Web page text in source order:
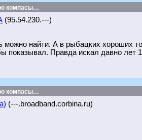
компасы…
(95.54.230.---)
можно найти. А в рыбацких хороших
показывал. Правда искал давно лет
компасы…
(---.broadband.corbina.ru)